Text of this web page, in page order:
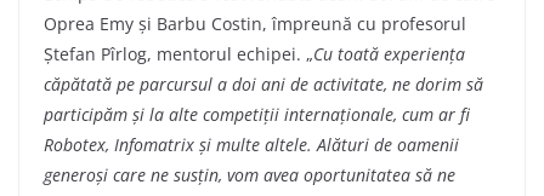
Oprea Emy și Barbu Costin, împreună cu profesorul
Ștefan Pîrlog, mentorul echipei. „Cu toată experiența
căpătată pe parcursul a doi ani de activitate, ne dorim să
participăm și la alte competiții internaționale, cum ar fi
Robotex, Infomatrix și multe altele. Alături de oamenii
generoși care ne susțin, vom avea oportunitatea să ne